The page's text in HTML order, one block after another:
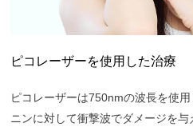
ピコレーザーを使用した治療
ピコレーザーは750nmの波長を使
ニンに対して衝撃波でダメージを